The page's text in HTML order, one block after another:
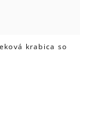
krabica so